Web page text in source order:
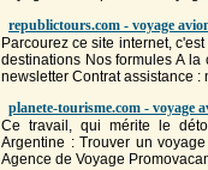
republictours.com - voyage
Parcourez ce site internet,
destinations Nos formules A
newsletter Contrat assistance :
planete-tourisme.com - voyage
Ce travail, qui mérite le
Argentine : Trouver unvoyage
Agence de Voyage